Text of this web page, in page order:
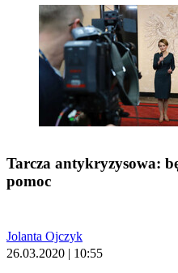
Tarcza antykryzysowa:
pomoc
Jolanta Ojczyk
26.03.2020 | 10:55